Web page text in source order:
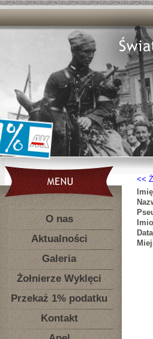
O nas
Aktualności
Galeria
Żołnierze Wyklęci
Przekaż 1% podatku
Kontakt